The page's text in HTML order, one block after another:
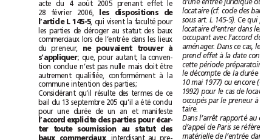
acte du 4août 2005 prenant effet le
les dispositions de
l’article L 145-5
, qui visent la faculté pour
les parties de déroger au statut des baux
commerciaux lors de l’entrée dans les lieux
du preneur,
ne pouvaient trouver à
s’appliquer
; que, pour autant, la conven-
tion conclue n’est pas nulle mais doit être
autrement qualifiée, conformément à la
commune intention des parties;
Considérant qu’il résulte des termes de ce
bail du 13septembre 205 qu’il a été conclu
pour une durée de un an et manifeste
l’accord explicite des parties pour écar-
ter toute soumission au statut des
taire.